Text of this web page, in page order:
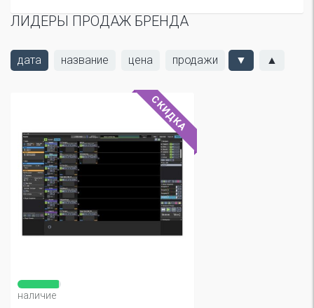
ЛИДЕРЫ ПРОДАЖ БРЕНДА
дата название цена продажи ▼ ▲
СКИДКА
наличие